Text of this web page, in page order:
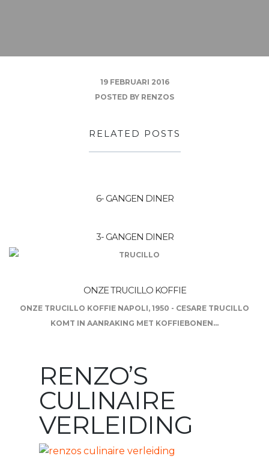
19 FEBRUARI 2016
POSTED BY RENZOS
RELATED POSTS
6- GANGEN DINER
3- GANGEN DINER
ONZE TRUCILLO KOFFIE
ONZE TRUCILLO KOFFIE NAPOLI, 1950 - CESARE TRUCILLO
KOMT IN AANRAKING MET KOFFIEBONEN...
RENZO’S
CULINAIRE
VERLEIDING